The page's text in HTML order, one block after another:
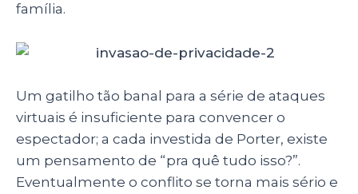
família.
Um gatilho tão banal para a série de ataques
virtuais é insuficiente para convencer o
espectador; a cada investida de Porter, existe
um pensamento de “pra quê tudo isso?”.
Eventualmente o conflito se torna mais sério e